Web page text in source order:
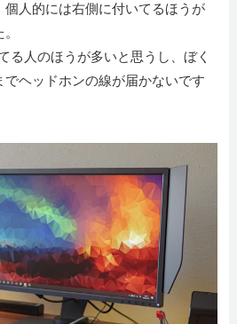
人的には右側に付いてるほうが
る人のほうが多いと思うし、ぼく
ヘッドホンの線が届かないです